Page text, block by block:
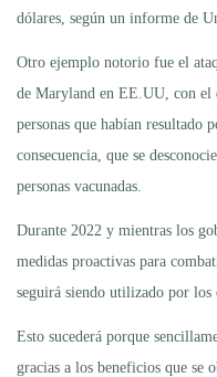
dólares, según un informe de
Otro ejemplo notorio fue el
de Maryland en EE.UU, con el
personas que habían resultado
consecuencia, que se
personas vacunadas.
Durante 2022 y mientras los
medidas proactivas para
seguirá siendo utilizado por los
Esto sucederá porque
gracias a los beneficios que se